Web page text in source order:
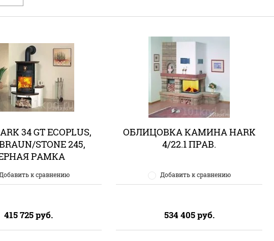
34 GT ECOPLUS,
STONE 245,
РАМКА
к сравнению
415 725руб.
ОБЛИЦОВКА КАМИНА HARK
4/22.1 ПРАВ.
Добавить к сравнению
534 405руб.